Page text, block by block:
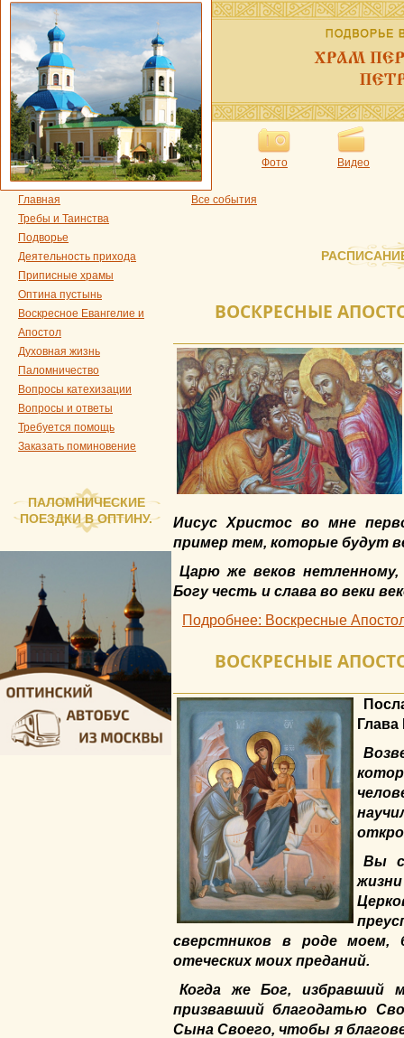
Фото Видео
Главная
Требы и Таинства
Подворье
Деятельность прихода
Приписные храмы
Оптина пустынь
Воскресное Евангелие и
Апостол
Духовная жизнь
Паломничество
Вопросы катехизации
Вопросы и ответы
Требуется помощь
Заказать поминовение
ПАЛОМНИЧЕСКИЕ
ПОЕЗДКИ В ОПТИНУ.
Все события
ВОСКРЕСНЫЕ
Иисус Христос во мне
пример тем, которые будут
Царю же веков нетленному,
Богу честь и слава во веки
Подробнее: Воскресные
ВОСКРЕСНЫЕ
Глава
Вы
сверстников в роде моем,
отеческих моих преданий.
Когда же Бог,
призвавший благодатью
Сына Своего, чтобы я